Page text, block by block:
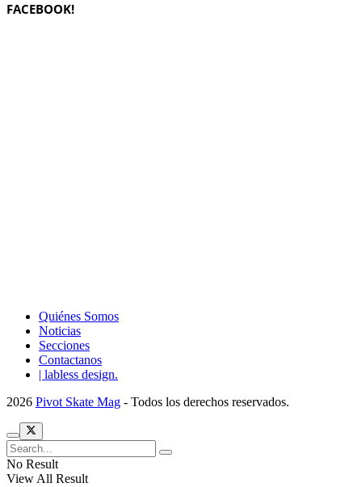
FACEBOOK!
Quiénes Somos
Noticias
Secciones
Contactanos
| labless design.
2026 Pivot Skate Mag - Todos los derechos reservados.
No Result
View All Result